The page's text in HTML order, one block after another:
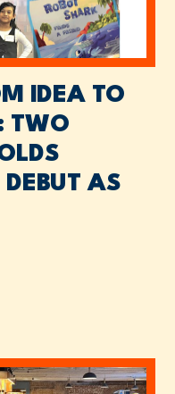
IDEA TO
TWO
DEBUT AS